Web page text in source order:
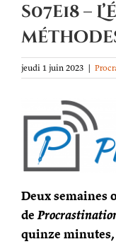
s07e18 –
jeudi 1 juin 2023 |
Deux semaines
de
quinze